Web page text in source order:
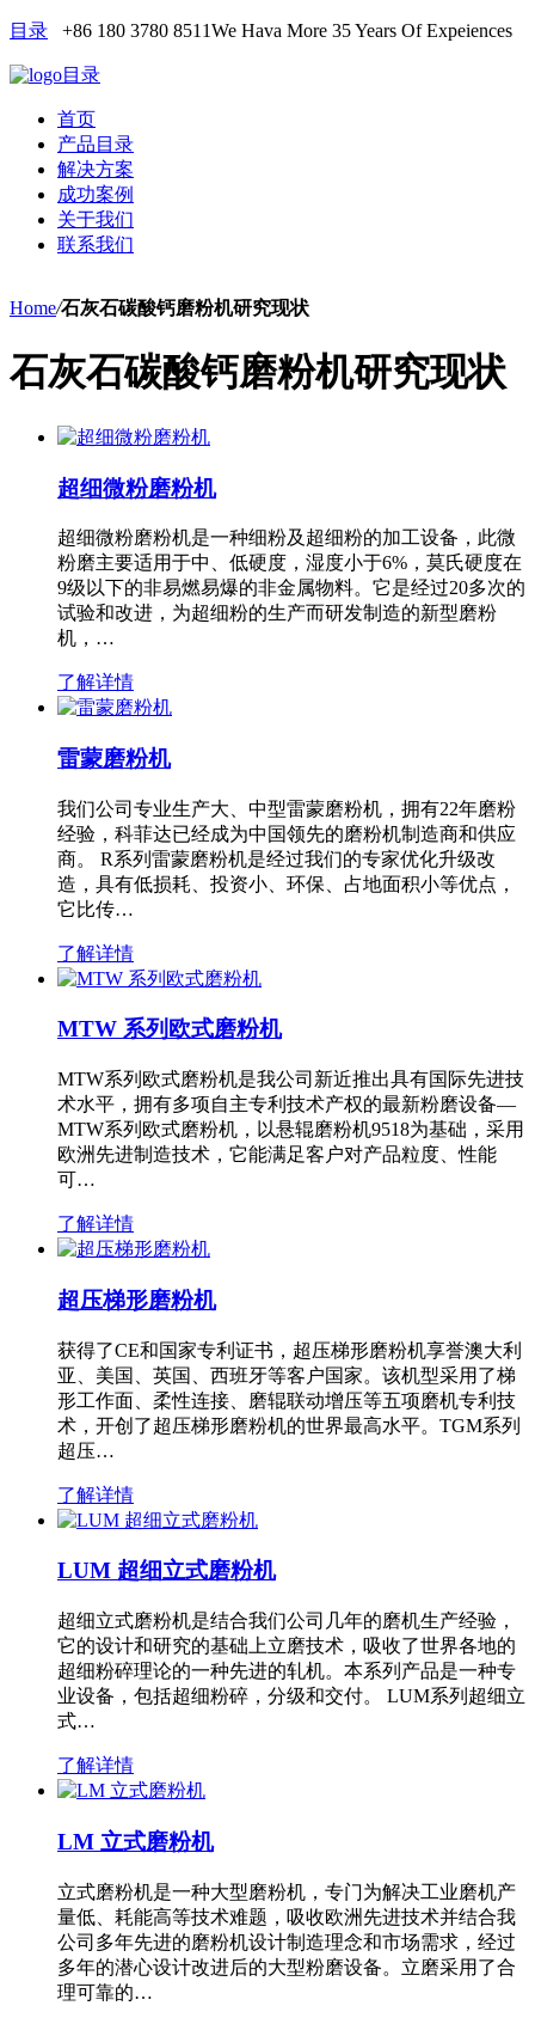
目录 +86 180 3780 8511We Hava More 35 Years Of Expeiences
目录
首页
产品目录
解决方案
成功案例
关于我们
联系我们
Home/石灰石碳酸钙磨粉机研究现状
石灰石碳酸钙磨粉机研究现状
超细微粉磨粉机
超细微粉磨粉机是一种细粉及超细粉的加工设备，此微
粉磨主要适用于中、低硬度，湿度小于6%，莫氏硬度在
9级以下的非易燃易爆的非金属物料。它是经过20多次的
试验和改进，为超细粉的生产而研发制造的新型磨粉
机，…
了解详情
雷蒙磨粉机
我们公司专业生产大、中型雷蒙磨粉机，拥有22年磨粉
经验，科菲达已经成为中国领先的磨粉机制造商和供应
商。 R系列雷蒙磨粉机是经过我们的专家优化升级改
造，具有低损耗、投资小、环保、占地面积小等优点，
它比传…
了解详情
MTW 系列欧式磨粉机
MTW系列欧式磨粉机是我公司新近推出具有国际先进技
术水平，拥有多项自主专利技术产权的最新粉磨设备—
MTW系列欧式磨粉机，以悬辊磨粉机9518为基础，采用
欧洲先进制造技术，它能满足客户对产品粒度、性能
可…
了解详情
超压梯形磨粉机
获得了CE和国家专利证书，超压梯形磨粉机享誉澳大利
亚、美国、英国、西班牙等客户国家。该机型采用了梯
形工作面、柔性连接、磨辊联动增压等五项磨机专利技
术，开创了超压梯形磨粉机的世界最高水平。TGM系列
超压…
了解详情
LUM 超细立式磨粉机
超细立式磨粉机是结合我们公司几年的磨机生产经验，
它的设计和研究的基础上立磨技术，吸收了世界各地的
超细粉碎理论的一种先进的轧机。本系列产品是一种专
业设备，包括超细粉碎，分级和交付。 LUM系列超细立
式…
了解详情
LM 立式磨粉机
立式磨粉机是一种大型磨粉机，专门为解决工业磨机产
量低、耗能高等技术难题，吸收欧洲先进技术并结合我
公司多年先进的磨粉机设计制造理念和市场需求，经过
多年的潜心设计改进后的大型粉磨设备。立磨采用了合
理可靠的…